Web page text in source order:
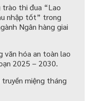
trào thi đua “Lao
nhập tốt” trong
Ngân hàng giai
văn hóa an toàn lao
2025 – 2030.
miệng tháng